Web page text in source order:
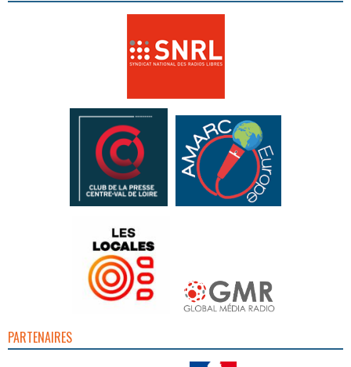
PARTENAIRES